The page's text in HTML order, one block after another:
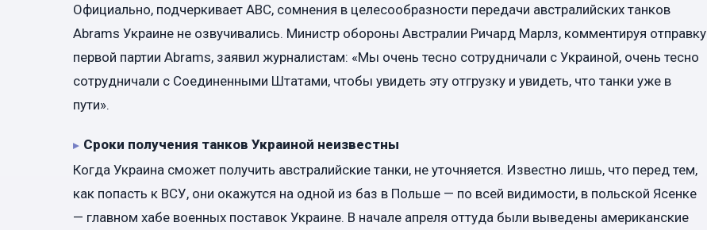
Официально, подчеркивает ABC, сомнения в целесообразности передачи австралийских танков
Abrams Украине не озвучивались. Министр обороны Австралии Ричард Марлз, комментируя отправку
первой партии Abrams, заявил журналистам: «Мы очень тесно сотрудничали с Украиной, очень тесно
сотрудничали с Соединенными Штатами, чтобы увидеть эту отгрузку и увидеть, что танки уже в
пути».
Сроки получения танков Украиной неизвестны
Когда Украина сможет получить австралийские танки, не уточняется. Известно лишь, что перед тем,
как попасть к ВСУ, они окажутся на одной из баз в Польше — по всей видимости, в польской Ясенке
— главном хабе военных поставок Украине. В начале апреля оттуда были выведены американские